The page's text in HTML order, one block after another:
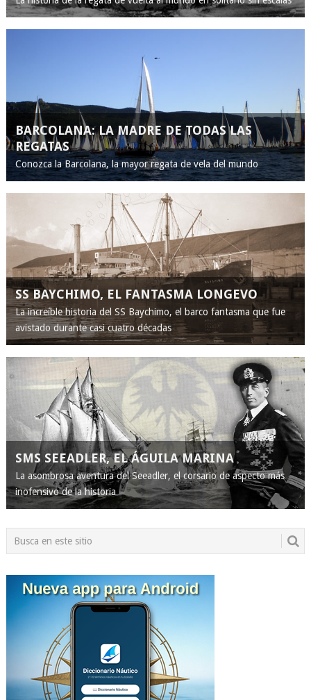
BARCOLANA: LA MADRE DE TODAS LAS
REGATAS
Conozca la Barcolana, la mayor regata de vela del mundo
SS BAYCHIMO, EL FANTASMA LONGEVO
La increíble historia del SS Baychimo, el barco fantasma que fue
avistado durante casi cuatro décadas
SMS SEEADLER, EL ÁGUILA MARINA
La asombrosa aventura del Seeadler, el corsario de aspecto más
inofensivo de la historia